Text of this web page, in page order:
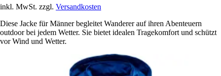
inkl. MwSt. zzgl. Versandkosten
Diese Jacke für Männer begleitet Wanderer auf ihren Abenteuern
outdoor bei jedem Wetter. Sie bietet idealen Tragekomfort und schützt
vor Wind und Wetter.